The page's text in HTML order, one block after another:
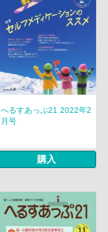
へるすあっぷ21 2022年2
月号
購入